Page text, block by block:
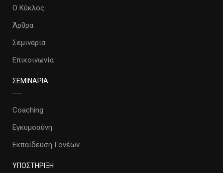
Ο Κύκλος
Άρθρα
Σεμινάρια
Επικοινωνία
ΣΕΜΙΝΑΡΙΑ
Coaching
Εγκυμοσύνη
Εκπαίδευση Γονέων
ΥΠΟΣΤΗΡΙΞΗ